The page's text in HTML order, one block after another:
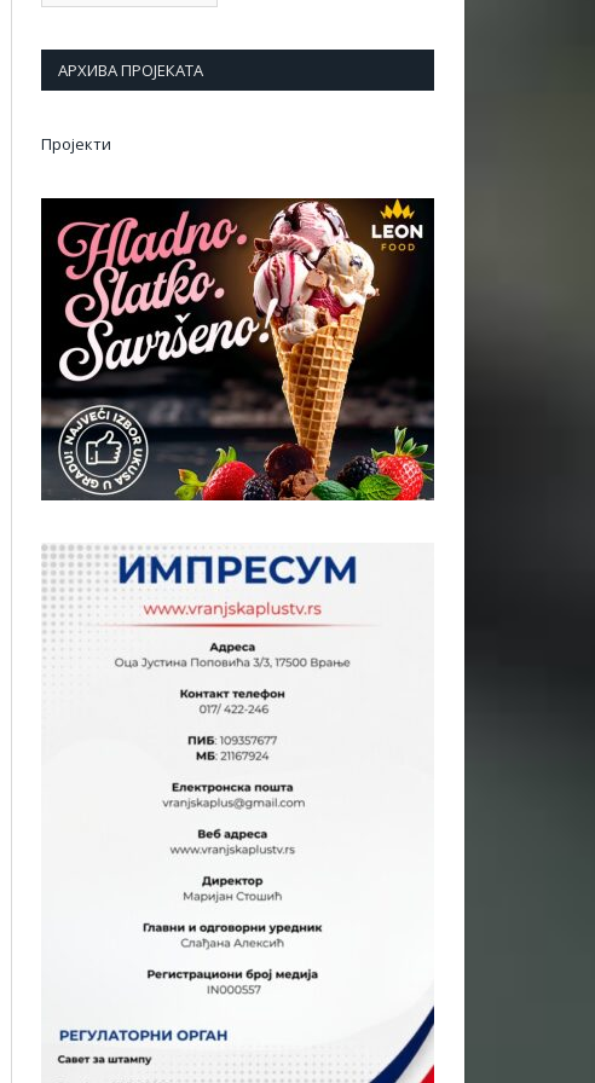
АРХИВА ПРОЈЕКАТА
Пројекти